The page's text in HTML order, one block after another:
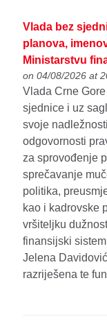
Vlada bez
planova,
Ministarstvu
on 04/08/2026 at
Vlada Crne
sjednice i uz
svoje
odgovornosti
za sprovođenje
sprečavanje
politika,
kao i kadrovske
vršiteljku
finansijski
Jelena
razriješena te